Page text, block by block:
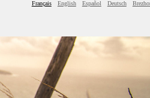
Français English Español Deutsch